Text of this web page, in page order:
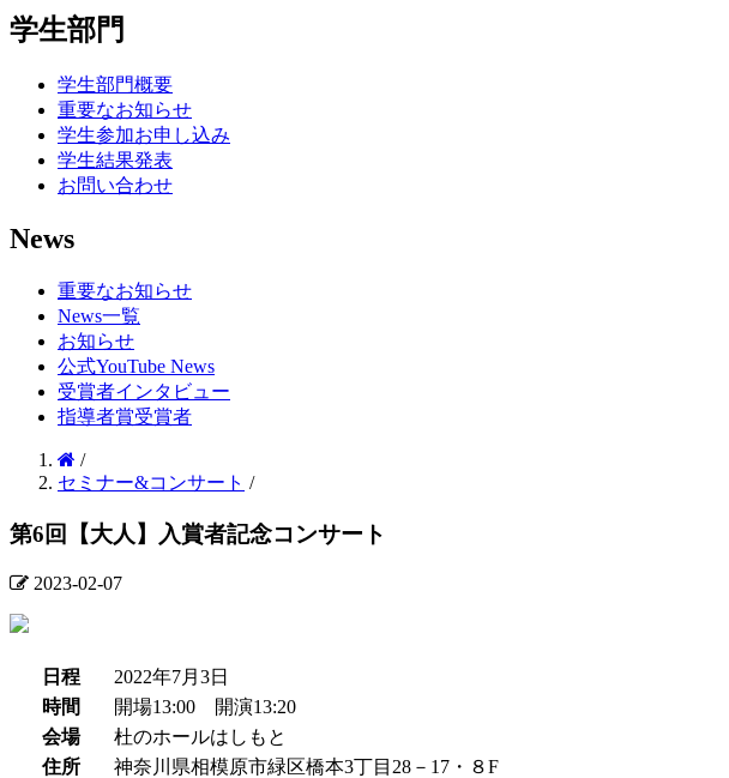
学生部門
学生部門概要
重要なお知らせ
学生参加お申し込み
学生結果発表
お問い合わせ
News
重要なお知らせ
News一覧
お知らせ
公式YouTube News
受賞者インタビュー
指導者賞受賞者
/
セミナー&コンサート /
第6回【大人】入賞者記念コンサート
2023-02-07
日程
2022年7月3日
時間
開場13:00 開演13:20
会場
杜のホールはしもと
住所
神奈川県相模原市緑区橋本3丁目28－17・８F